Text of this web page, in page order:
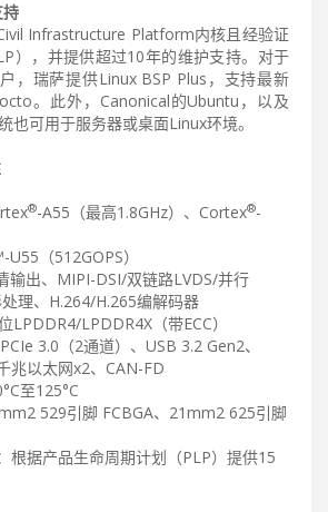
Infrastructure Platform内核且经验证
），并提供超过10年的维护支持。对于
，瑞萨提供Linux BSP Plus，支持最新
。此外，Canonical的Ubuntu，以及
也可用于服务器或桌面Linux环境。
®-A55（最高1.8GHz）、Cortex®-
（512GOPS）
输出、MIPI-DSI/双链路LVDS/并行
理、H.264/H.265编解码器
LPDDR4/LPDDR4X（带ECC）
3.0（2通道）、USB 3.2 Gen2、
兆以太网x2、CAN-FD
至125°C
529引脚 FCBGA、21mm2 625引脚
根据产品生命周期计划（PLP）提供15